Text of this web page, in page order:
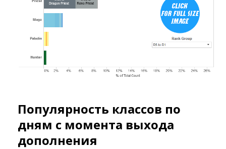
Популярность классов по
дням с момента выхода
дополнения